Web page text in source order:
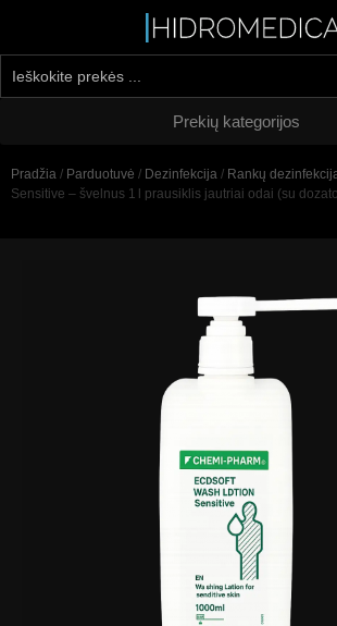
Prekių kategorijos
Pradžia / Parduotuvė / Dezinfekcija / Rankų
Sensitive – švelnus 1 l prausiklis jautriai odai (su